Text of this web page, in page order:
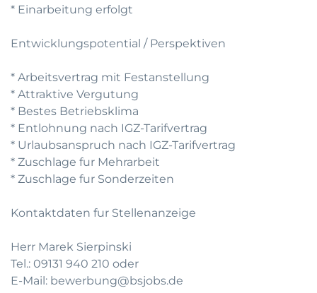
* Einarbeitung erfolgt
Entwicklungspotential / Perspektiven
* Arbeitsvertrag mit Festanstellung
* Attraktive Vergutung
* Bestes Betriebsklima
* Entlohnung nach IGZ-Tarifvertrag
* Urlaubsanspruch nach IGZ-Tarifvertrag
* Zuschlage fur Mehrarbeit
* Zuschlage fur Sonderzeiten
Kontaktdaten fur Stellenanzeige
Herr Marek Sierpinski
Tel.: 09131 940 210 oder
E-Mail: bewerbung@bsjobs.de